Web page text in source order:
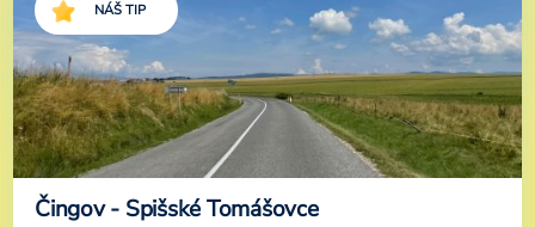
NÁŠ TIP
Čingov - Spišské Tomášovce